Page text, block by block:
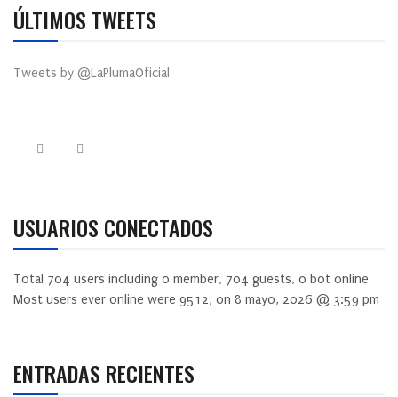
ÚLTIMOS TWEETS
Tweets by @LaPlumaOficial
USUARIOS CONECTADOS
Total 704 users including 0 member, 704 guests, 0 bot online
Most users ever online were 9512, on 8 mayo, 2026 @ 3:59 pm
ENTRADAS RECIENTES